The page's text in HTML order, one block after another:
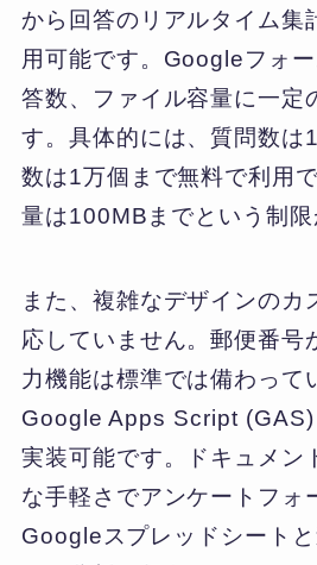
から回答のリアルタイム集
用可能です。Googleフォ
答数、ファイル容量に一定
す。具体的には、質問数は
数は1万個まで無料で利用
量は100MBまでという制限
また、複雑なデザインのカ
応していません。郵便番号
力機能は標準では備わって
Google Apps Script (GAS)
実装可能です。ドキュメン
な手軽さでアンケートフォ
Googleスプレッドシート